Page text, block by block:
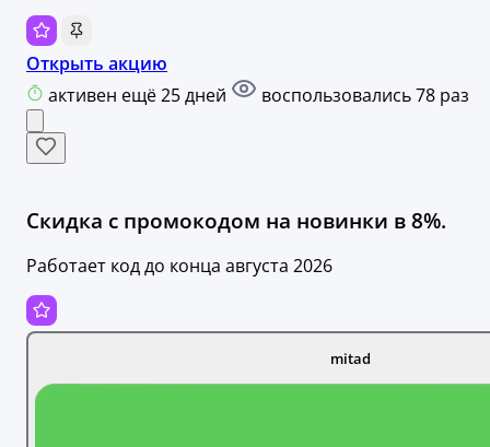
Открыть акцию
активен ещё 25 дней
воспользовались 78 раз
Скидка с промокодом на новинки в 8%.
Работает код до конца августа 2026
mitad